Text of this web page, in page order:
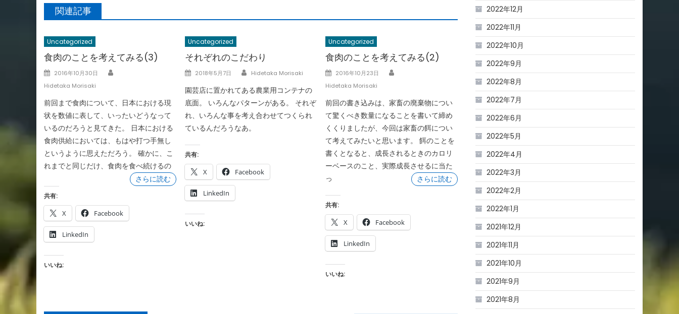
関連記事
Uncategorized
食肉のことを考えてみる(3)
Posted
on
2016年10月30日
Hidetaka Morisaki
前回まで食肉について、日本における現
状を数値に表して、いったいどうなって
いるのだろうと見てきた。 日本における
食肉供給においては、もはや打つ手無し
というように思えただろう。 確かに、こ
れまでと同じだけ、食肉を食べ続けるの
さらに読む
共有:
X Facebook
LinkedIn
いいね:
Uncategorized
それぞれのこだわり
Posted
2018年5月7日 Author
Hidetaka Morisaki
園芸店に置かれてある農業用コンテナの
底面。 いろんなパターンがある。 それぞ
れ、いろんな事を考え合わせてつくられ
ているんだろうなあ。
共有:
X Facebook
LinkedIn
いいね:
Uncategorized
食肉のことを考えてみる(2)
Posted
on
2016年10月23日
Hidetaka Morisaki
前回の書き込みは、家畜の廃棄物につい
て驚くべき数量になることを書いて締め
くくりましたが、今回は家畜の餌につい
て考えてみたいと思います。 餌のことを
書くとなると、成長されるときのカロリ
ーベースのこと、実際成長させるに当た
っ
さらに読む
共有:
X Facebook
LinkedIn
いいね:
2022年12月
2022年11月
2022年10月
2022年9月
2022年8月
2022年7月
2022年6月
2022年5月
2022年4月
2022年3月
2022年2月
2022年1月
2021年12月
2021年11月
2021年10月
2021年9月
2021年8月